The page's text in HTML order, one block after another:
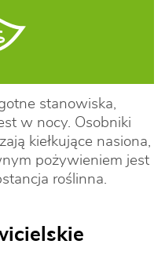
stanowiska,
w nocy. Osobniki
kiełkujące nasiona,
pożywieniem jest
roślinna.